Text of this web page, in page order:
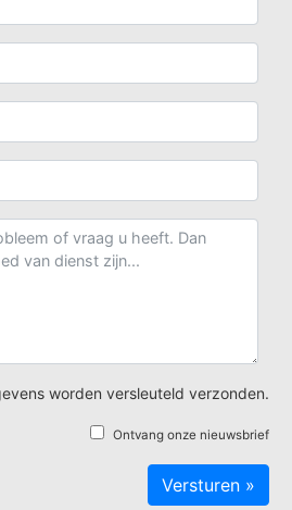
worden versleuteld verzonden.
Ontvang onze nieuwsbrief